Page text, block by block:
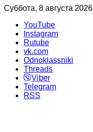
Суббота, 8 августа 2026
YouTube
Instagram
Rutube
vk.com
Odnoklassniki
Threads
Viber
Telegram
RSS